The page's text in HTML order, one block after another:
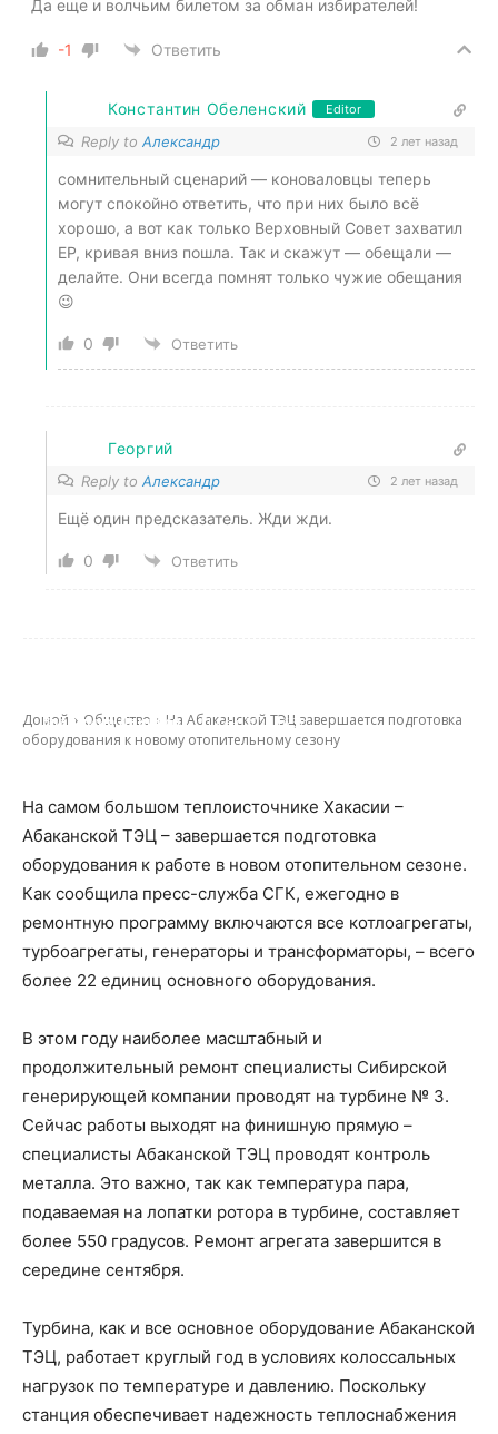
Да еще и волчьим билетом за обман избирателей!
-1 Ответить
Константин Обеленский Editor
Reply to Александр 2 лет назад
сомнительный сценарий — коноваловцы теперь
могут спокойно ответить, что при них было всё
хорошо, а вот как только Верховный Совет захватил
ЕР, кривая вниз пошла. Так и скажут — обещали —
делайте. Они всегда помнят только чужие обещания
😉
0 Ответить
Георгий
Reply to Александр 2 лет назад
Ещё один предсказатель. Жди жди.
0 Ответить